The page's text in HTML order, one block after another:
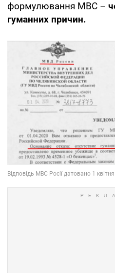
формулювання МВС –
гуманних причин.